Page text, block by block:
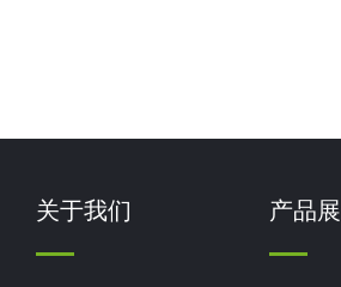
关于我们 产品